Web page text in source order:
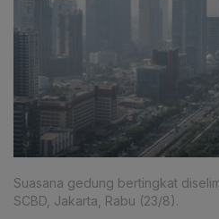
Suasana gedung bertingkat
SCBD, Jakarta, Rabu (23/8).